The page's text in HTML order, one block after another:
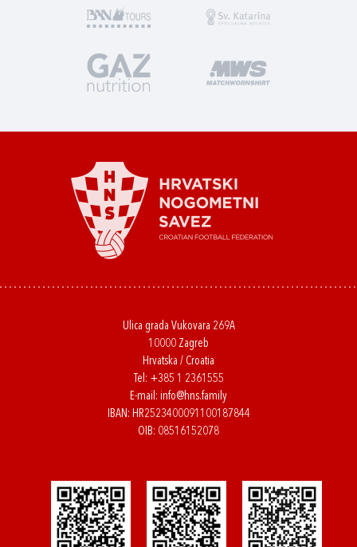
Ulica grada Vukovara 269A
10000 Zagreb
Hrvatska / Croatia
Tel: +385 1 2361555
E-mail: info@hns.family
IBAN: HR2523400091100187844
OIB: 08516152078